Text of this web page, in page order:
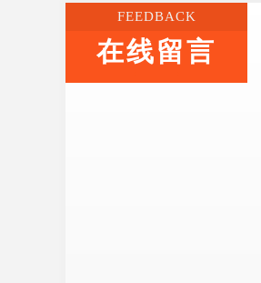
FEEDBACK
在线留言